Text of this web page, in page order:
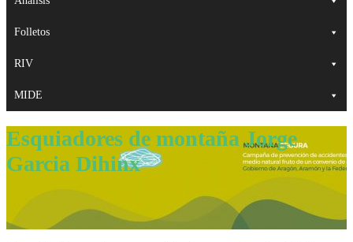
Folletos
RIV
MIDE
Esquiadores de montaña Jorge
Garcia Dihinx